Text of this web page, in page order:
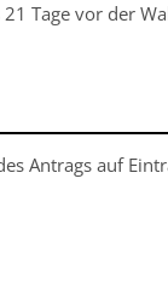
Tage vor der
Antrags auf